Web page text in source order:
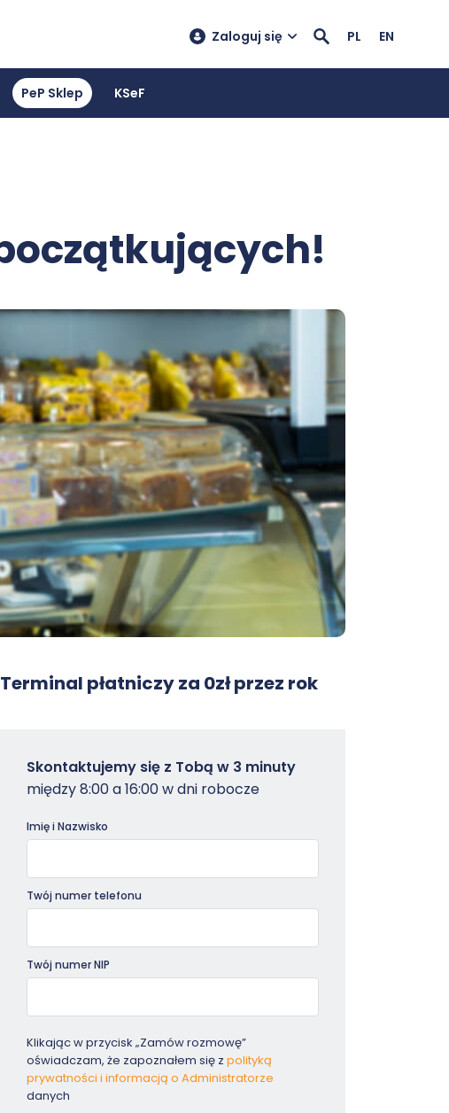
Zaloguj się PL EN
PeP Sklep KSeF
Terminal płatniczy za 0zł przez rok
Zamowterminal
-
Skontaktujemy się z Tobą w 3 minuty
między 8:00 a 16:00 w dni robocze
Imię i Nazwisko
Twój numer telefonu
Twój numer NIP
Klikając w przycisk „Zamów rozmowę”
oświadczam, że zapoznałem się z polityką
prywatności i informacją o Administratorze
danych